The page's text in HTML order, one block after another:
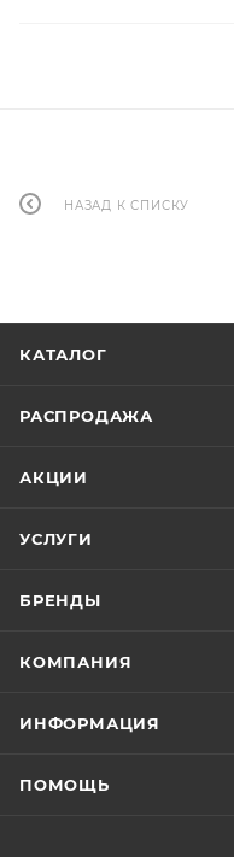
НАЗАД К СПИСКУ
КАТАЛОГ
РАСПРОДАЖА
АКЦИИ
УСЛУГИ
БРЕНДЫ
КОМПАНИЯ
ИНФОРМАЦИЯ
ПОМОЩЬ